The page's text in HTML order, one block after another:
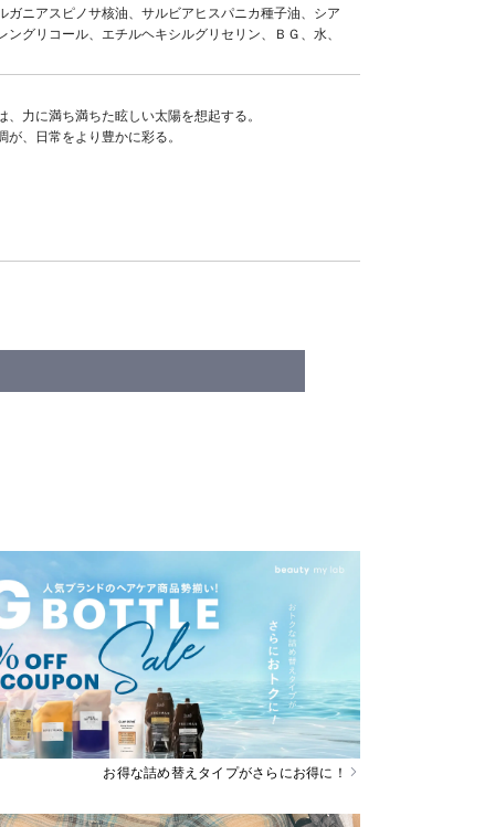
ニアスピノサ核油、サルビアヒスパニカ種子油、シア
グリコール、エチルヘキシルグリセリン、ＢＧ、水、
力に満ち満ちた眩しい太陽を想起する。
、日常をより豊かに彩る。
お得な詰め替えタイプがさらにお得に！